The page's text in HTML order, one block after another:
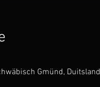
Gmünd, Duitsland